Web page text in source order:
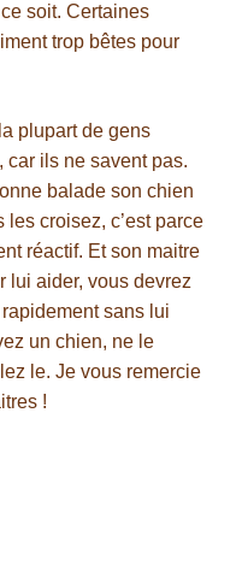
soit. Certaines
trop bêtes pour
plupart de gens
car ils ne savent pas.
balade son chien
les croisez, c’est parce
réactif. Et son maitre
lui aider, vous devrez
sans lui
un chien, ne le
le. Je vous remercie
!